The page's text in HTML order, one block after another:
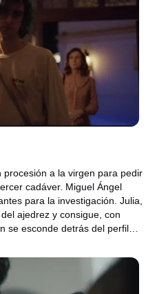
a la virgen para pedir
cadáver. Miguel Ángel
para la investigación. Julia,
ajedrez y consigue, con
se esconde detrás del perfil